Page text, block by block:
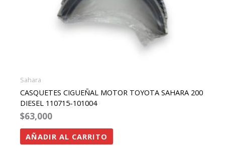
Sahara
CASQUETES CIGUEÑAL MOTOR TOYOTA SAHARA 200
DIESEL 110715-101004
$63,000
AÑADIR AL CARRITO